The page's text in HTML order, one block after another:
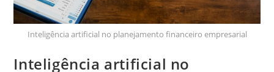
Inteligência artificial no planejamento financeiro empresarial
Inteligência artificial no